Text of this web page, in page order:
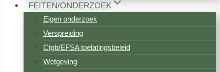
FEITEN/ONDERZOEK
Eigen onderzoek
Verspreiding
Ctgb/EFSA toelatingsbeleid
Wetgeving